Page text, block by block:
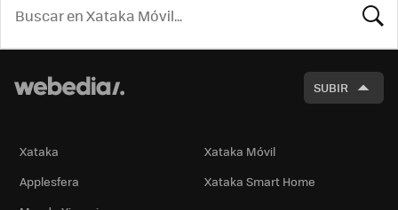
SUBIR
Xataka
Xataka Móvil
Applesfera
Xataka Smart Home